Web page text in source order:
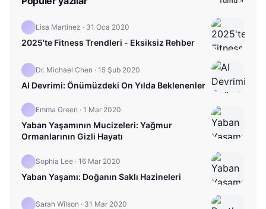
Lisa Martinez · 31 Oca 2020
2025'te Fitness Trendleri - Eksiksiz Rehber
Dr. Michael Chen · 15 Şub 2020
AI Devrimi: Önümüzdeki On Yılda Beklenenler
Emma Green · 1 Mar 2020
Yaban Yaşamının Mucizeleri: Yağmur
Ormanlarının Gizli Hayatı
Sophia Lee · 16 Mar 2020
Yaban Yaşamı: Doğanın Saklı Hazineleri
Sarah Wilson · 31 Mar 2020